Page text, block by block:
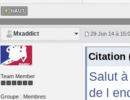
Mxaddict 29 Jun 14 à
Team Member
Groupe : Membres
Citation
Salut
de l